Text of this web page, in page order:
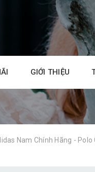
GIỚI THIỆU
Nam Chính Hãng -